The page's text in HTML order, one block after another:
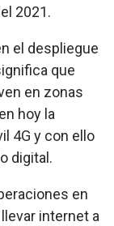
2021.
el despliegue
que
en zonas
hoy la
4G y con ello
digital.
en
internet a